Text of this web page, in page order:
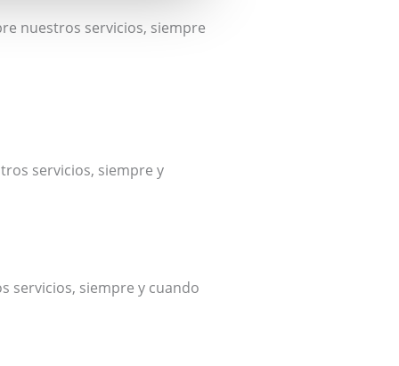
nuestros servicios, siempre
servicios, siempre y
servicios, siempre y cuando